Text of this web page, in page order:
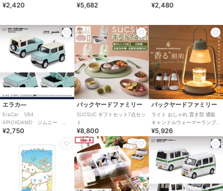
虐待防止協会）レスキューバ
¥2,420 ¥5,682
ブル
¥2,480
エラカ―
EraCar 1/64
APIOXDAMD ジムニー
LITTLE B 東京オートサロン
¥2,750
バックヤードファミリー
SUCSUC ギフトセット7点セッ
ト
¥8,800
バックヤードファミリー
ライト おしゃれ 置き型 通販
キャンドルウォーマーランプ
ミニ ランプ ベッドサイド アロ
マランプ
¥5,926